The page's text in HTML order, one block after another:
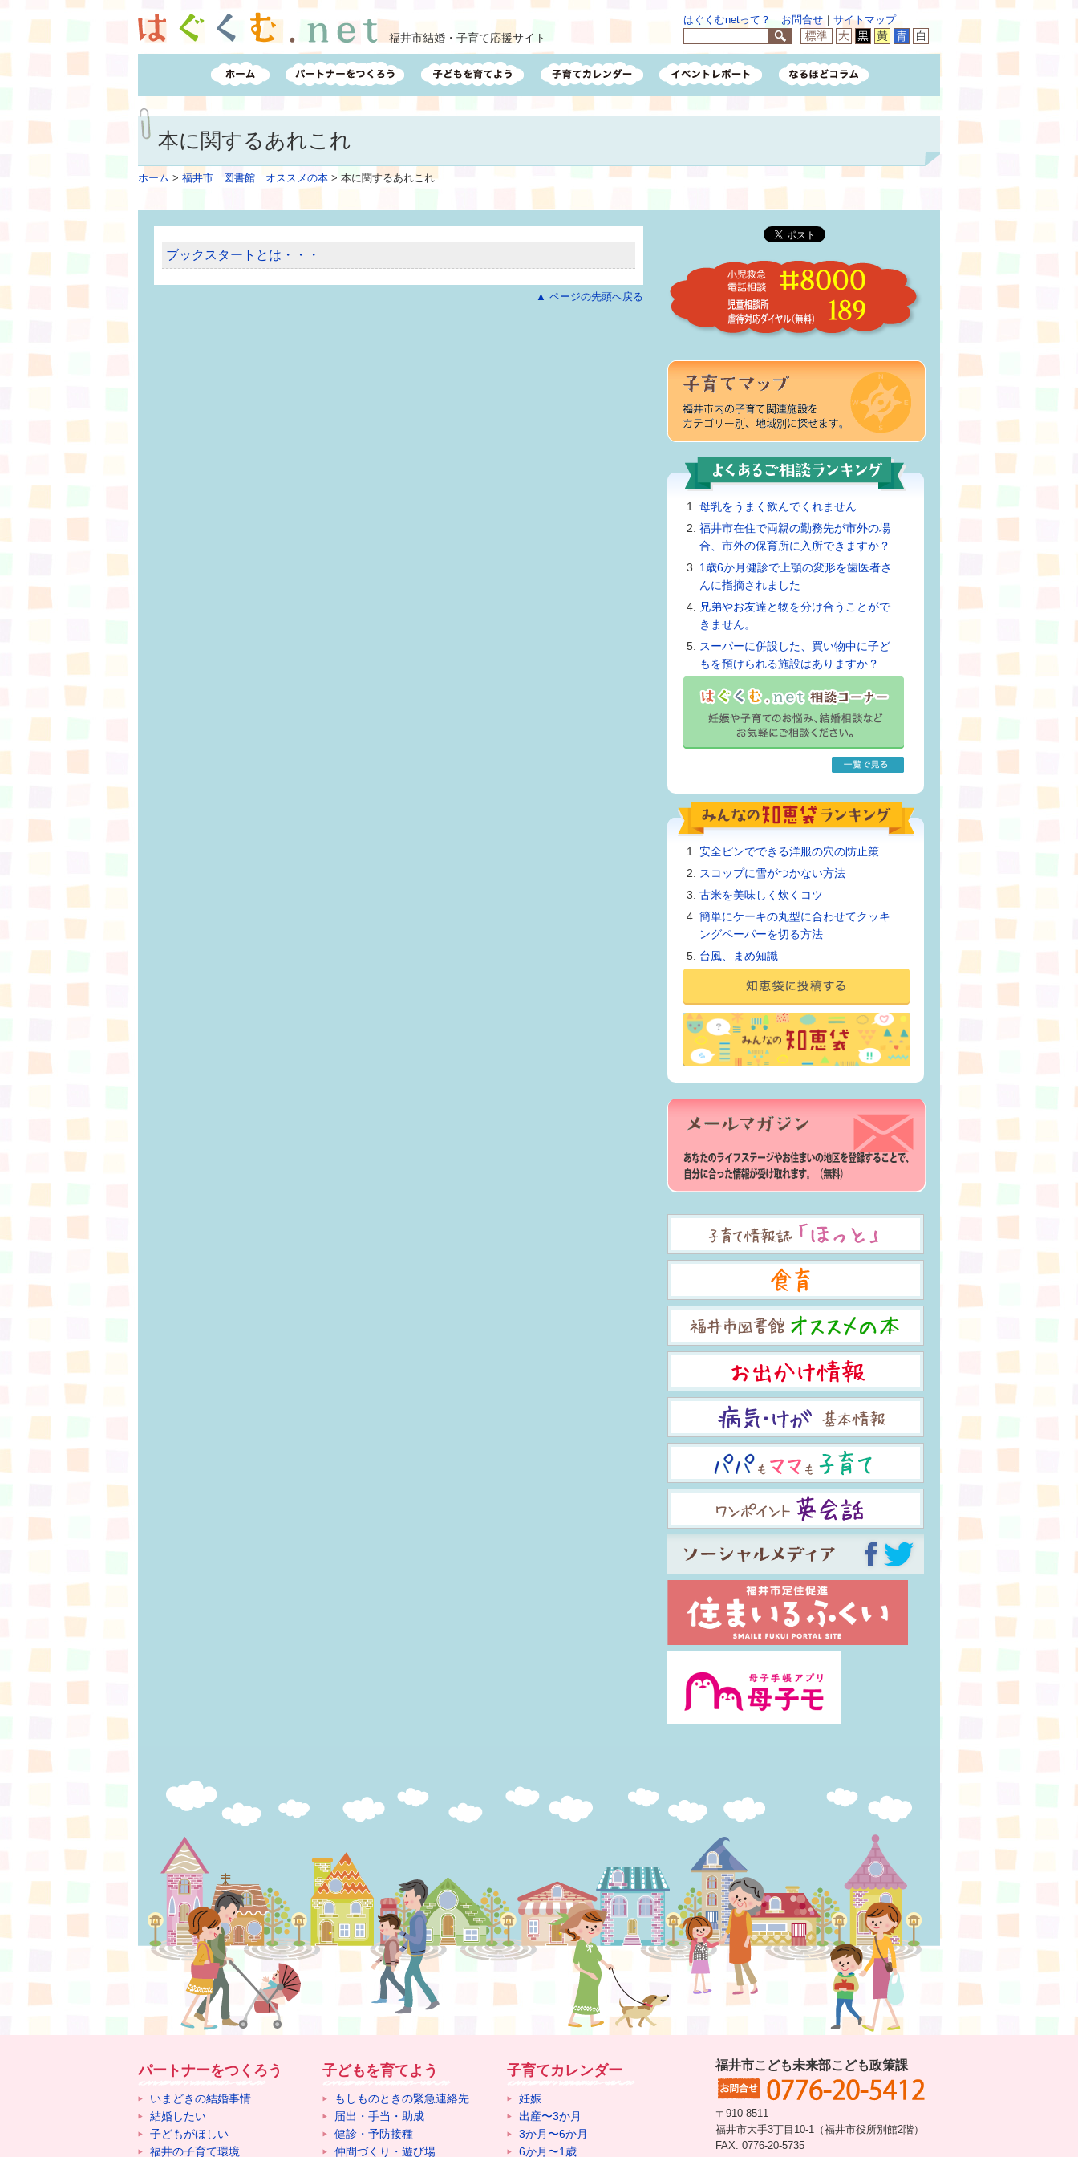
福井市結婚・子育て応援サイト
はぐくむnetって？ ｜ お問合せ ｜ サイトマップ
本に関するあれこれ
ホーム > 福井市 図書館 オススメの本 > 本に関するあれこれ
ブックスタートとは・・・
▲ ページの先頭へ戻る
母乳をうまく飲んでくれません
福井市在住で両親の勤務先が市外の場
合、市外の保育所に入所できますか？
1歳6か月健診で上顎の変形を歯医者さ
んに指摘されました
兄弟やお友達と物を分け合うことがで
きません。
スーパーに併設した、買い物中に子ど
もを預けられる施設はありますか？
安全ピンでできる洋服の穴の防止策
スコップに雪がつかない方法
古米を美味しく炊くコツ
簡単にケーキの丸型に合わせてクッキ
ングペーパーを切る方法
台風、まめ知識
パートナーをつくろう
いまどきの結婚事情
結婚したい
子どもがほしい
福井の子育て環境
子どもを育てよう
もしものときの緊急連絡先
届出・手当・助成
健診・予防接種
仲間づくり・遊び場
子育てカレンダー
妊娠
出産〜3か月
3か月〜6か月
6か月〜1歳
福井市こども未来部こども政策課
〒910-8511
福井市大手3丁目10-1（福井市役所別館2階）
FAX. 0776-20-5735